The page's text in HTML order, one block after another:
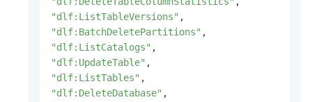
"dlf:ListTableVersions" ,
"dlf:BatchDeletePartitions" ,
"dlf:ListCatalogs" ,
"dlf:UpdateTable" ,
"dlf:ListTables" ,
"dlf:DeleteDatabase" ,